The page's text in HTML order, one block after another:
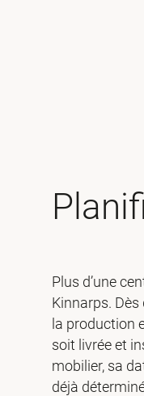
Plus d’une
Kinnarps.
la production
soit livrée et
mobilier, sa
déjà